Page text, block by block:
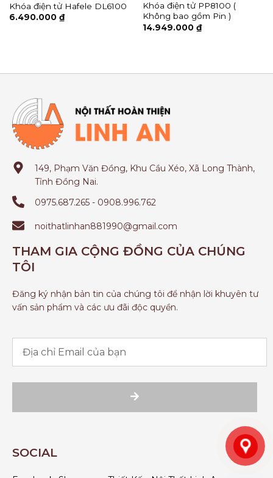
Khóa điện tử Hafele DL6100
6.490.000 ₫
Khóa điện tử PP8100 (
Không bao gồm Pin )
14.949.000 ₫
149, Phạm Văn Đồng, Khu Cầu Xéo, Xã Long Thành,
Tỉnh Đồng Nai.
0975.687.265 - 0908.996.762
noithatlinhan881990@gmail.com
THAM GIA CỘNG ĐỒNG CỦA CHÚNG
TÔI
Đăng ký nhận bản tin của chúng tôi để nhận lời khuyên tư
vấn sản phẩm và các ưu đãi độc quyền.
SOCIAL